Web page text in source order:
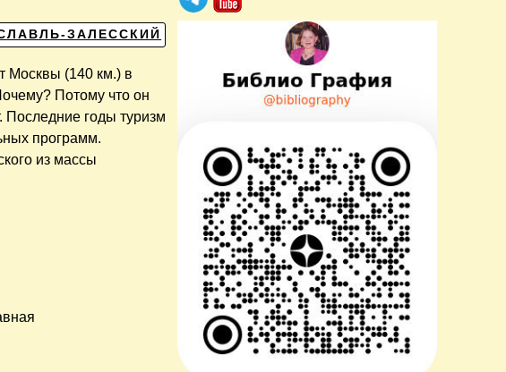
ЗАЛЕССКИЙ
Москвы (140 км.) в
Потому что он
Последние годы туризм
программ.
из массы